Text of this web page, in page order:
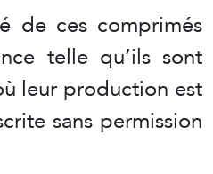
de ces comprimés
telle qu’ils sont
leur production est
sans permission